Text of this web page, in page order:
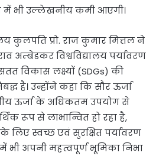
में भी उल्लेखनीय कमी आएगी।
कुलपति प्रो. राज कुमार मित्तल ने
अम्बेडकर विश्वविद्यालय पर्यावरण
विकास लक्ष्यों (SDGs) की
है। उन्होंने कहा कि सौर ऊर्जा
ऊर्जा के अधिकतम उपयोग से
रूप से लाभान्वित हो रहा है,
लिए स्वच्छ एवं सुरक्षित पर्यावरण
भी अपनी महत्वपूर्ण भूमिका निभा